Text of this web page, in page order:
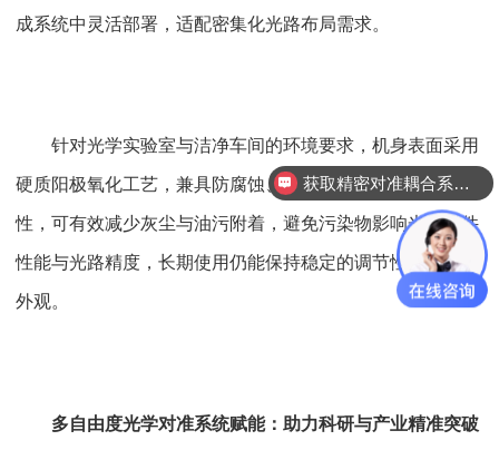
成系统中灵活部署，适配密集化光路布局需求。
针对光学实验室与洁净车间的环境要求，机身表面采用
硬质阳极氧化工艺，兼具防腐蚀、抗磨损、防污易清洁特
性，可有效减少灰尘与油污附着，避免污染物影响光学元件
性能与光路精度，长期使用仍能保持稳定的调节性能与洁净
外观。
多自由度光学对准系统赋能：助力科研与产业精准突破
获取精密对准耦合系统技术方案